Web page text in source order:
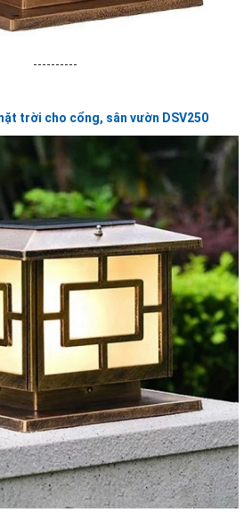
----------
trời cho cổng, sân vườn DSV250